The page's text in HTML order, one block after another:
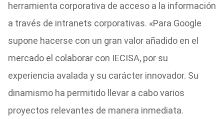
herramienta corporativa de acceso a la información
a través de intranets corporativas. «Para Google
supone hacerse con un gran valor añadido en el
mercado el colaborar con IECISA, por su
experiencia avalada y su carácter innovador. Su
dinamismo ha permitido llevar a cabo varios
proyectos relevantes de manera inmediata.